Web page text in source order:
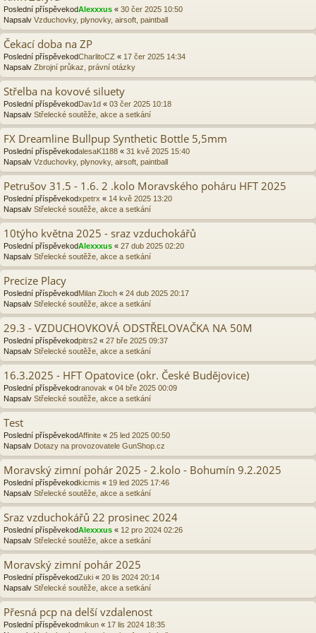
Poslední příspěvekodAlexxxus « 30 čer 2025 10:50
Napsalv Vzduchovky, plynovky, airsoft, paintball
Čekací doba na ZP
Poslední příspěvekodCharlitoCZ « 17 čer 2025 14:34
Napsalv Zbrojní průkaz, právní otázky
Střelba na kovové siluety
Poslední příspěvekodDav1d « 03 čer 2025 10:18
Napsalv Střelecké soutěže, akce a setkání
FX Dreamline Bullpup Synthetic Bottle 5,5mm
Poslední příspěvekodalesaK1188 « 31 kvě 2025 15:40
Napsalv Vzduchovky, plynovky, airsoft, paintball
Petrušov 31.5 - 1.6. 2 .kolo Moravského poháru HFT 2025
Poslední příspěvekodxpetrx « 14 kvě 2025 13:20
Napsalv Střelecké soutěže, akce a setkání
10týho května 2025 - sraz vzduchokářů
Poslední příspěvekodAlexxxus « 27 dub 2025 02:20
Napsalv Střelecké soutěže, akce a setkání
Precize Placy
Poslední příspěvekodMilan Zloch « 24 dub 2025 20:17
Napsalv Střelecké soutěže, akce a setkání
29.3 - VZDUCHOVKOVÁ ODSTŘELOVAČKA NA 50M
Poslední příspěvekodpitrs2 « 27 bře 2025 09:37
Napsalv Střelecké soutěže, akce a setkání
16.3.2025 - HFT Opatovice (okr. České Budějovice)
Poslední příspěvekodranovak « 04 bře 2025 00:09
Napsalv Střelecké soutěže, akce a setkání
Test
Poslední příspěvekodAffinite « 25 led 2025 00:50
Napsalv Dotazy na provozovatele GunShop.cz
Moravský zimní pohár 2025 - 2.kolo - Bohumín 9.2.2025
Poslední příspěvekodkicmis « 19 led 2025 17:46
Napsalv Střelecké soutěže, akce a setkání
Sraz vzduchokářů 22 prosinec 2024
Poslední příspěvekodAlexxxus « 12 pro 2024 02:26
Napsalv Střelecké soutěže, akce a setkání
Moravský zimní pohár 2025
Poslední příspěvekodZuki « 20 lis 2024 20:14
Napsalv Střelecké soutěže, akce a setkání
Přesná pcp na delší vzdalenost
Poslední příspěvekodmikun « 17 lis 2024 18:35